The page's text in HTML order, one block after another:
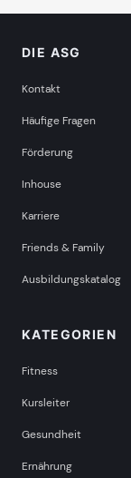
DIE ASG
Kontakt
Häufige Fragen
Förderung
Inhouse
Karriere
Friends & Family
Ausbildungskatalog
KATEGORIEN
Fitness
Kursleiter
Gesundheit
Ernährung